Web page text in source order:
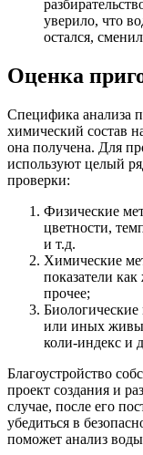
уверило, что
остался,
Оценка
Специфика анализа
химический состав
она получена. Для
используют целый
проверки:
Физические
цветности,
и т.д.
Химические
показатели как
прочее;
Биологические
или иных
коли-индекс и
Благоустройство
проект создания и
случае, после его
убедиться в
поможет анализ